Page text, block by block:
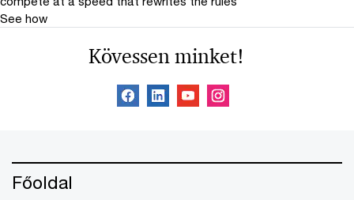
See how
Kövessen minket!
Főoldal